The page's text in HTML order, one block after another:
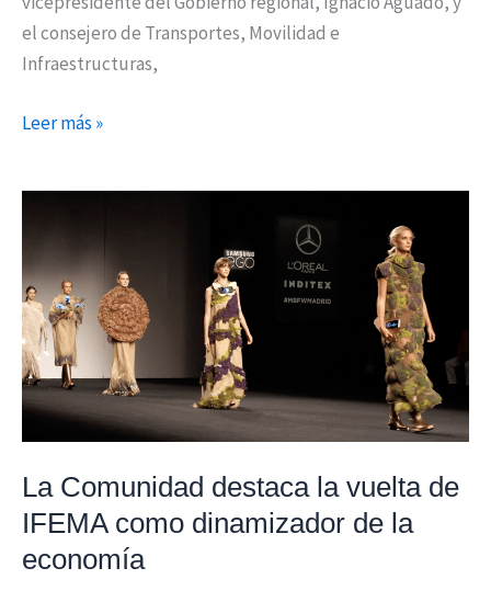
el consejero de Transportes, Movilidad e
Infraestructuras,
Leer más »
La Comunidad destaca la vuelta de
IFEMA como dinamizador de la
economía
destaca
la
vuelta
de
IFEMA
como
de
la